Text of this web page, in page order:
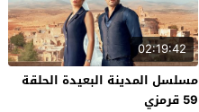
02:19:42
مسلسل المدينة البعيدة الحلقة
59 قرمزي